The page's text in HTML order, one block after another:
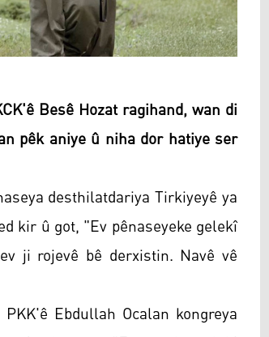
Besê Hozat ragihand, wan di
pêk aniye û niha dor hatiye ser
desthilatdariya Tirkiyeyê ya
kir û got, "Ev pênaseyeke gelekî
ji rojevê bê derxistin. Navê vê
Ebdullah Ocalan kongreya